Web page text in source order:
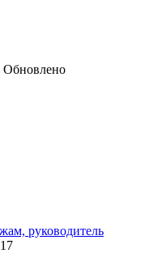
Обновлено
руководитель